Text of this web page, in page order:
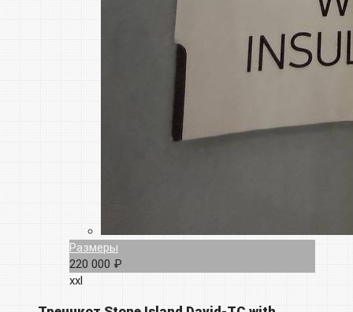
Размеры
220 000 ₽
xxl